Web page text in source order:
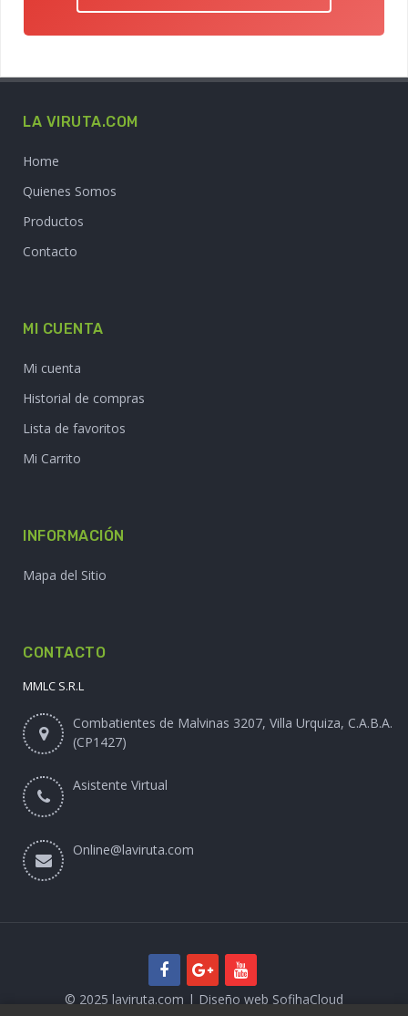
LA VIRUTA.COM
Home
Quienes Somos
Productos
Contacto
MI CUENTA
Mi cuenta
Historial de compras
Lista de favoritos
Mi Carrito
INFORMACIÓN
Mapa del Sitio
CONTACTO
MMLC S.R.L
Combatientes de Malvinas 3207, Villa Urquiza, C.A.B.A.
(CP1427)
Asistente Virtual
Online@laviruta.com
© 2025 laviruta.com | Diseño web SofihaCloud